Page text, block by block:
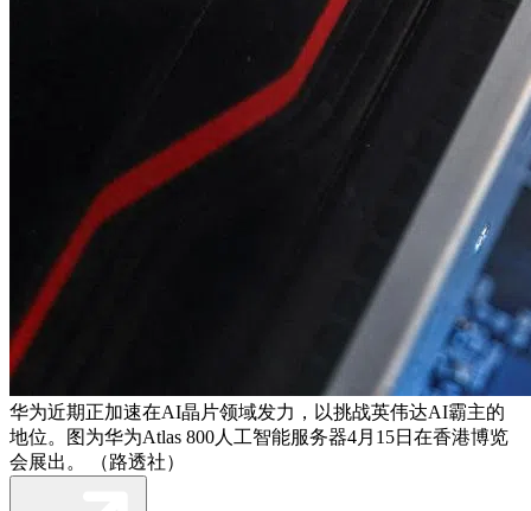
华为近期正加速在AI晶片领域发力，以挑战英伟达AI霸主的
地位。图为华为Atlas 800人工智能服务器4月15日在香港博览
会展出。 （路透社）